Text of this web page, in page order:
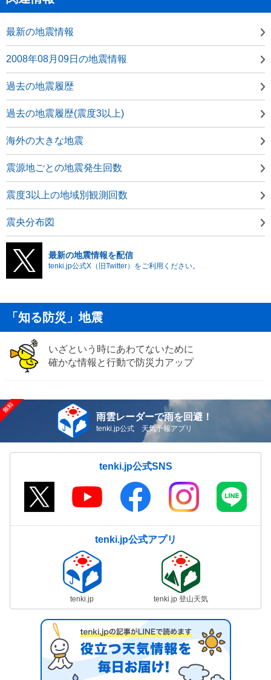
最新の地震情報
2008年08月09日の地震情報
過去の地震履歴
過去の地震履歴(震度3以上)
海外の大きな地震
震源地ごとの地震発生回数
震度3以上の地域別観測回数
震央分布図
最新の地震情報を配信
tenki.jp公式X（旧Twitter）をご利用ください。
「知る防災」地震
いざという時にあわてないために
確かな情報と行動で防災力アップ
雨雲レーダーで雨を回避！
tenki.jp公式 天気予報アプリ
tenki.jp公式SNS
tenki.jp公式アプリ
tenki.jp tenki.jp 登山天気